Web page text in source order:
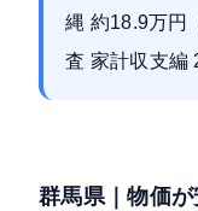
縄 約18.9万円
査 家計収支編
群馬県｜物価